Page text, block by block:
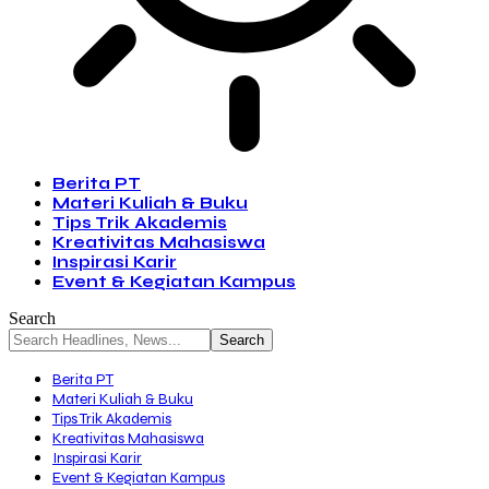
Berita PT
Materi Kuliah & Buku
Tips Trik Akademis
Kreativitas Mahasiswa
Inspirasi Karir
Event & Kegiatan Kampus
Search
Berita PT
Materi Kuliah & Buku
Tips Trik Akademis
Kreativitas Mahasiswa
Inspirasi Karir
Event & Kegiatan Kampus